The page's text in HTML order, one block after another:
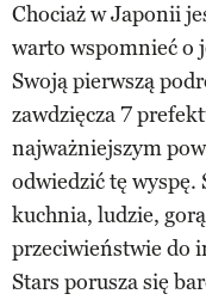
Chociaż w Japonii
warto wspomnieć o
Swoją pierwszą
zawdzięcza 7
najważniejszym
odwiedzić tę
kuchnia, ludzie,
przeciwieństwie do
Stars porusza się